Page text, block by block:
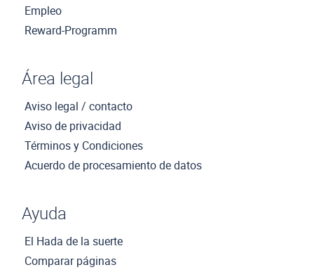
Empleo
Reward-Programm
Área legal
Aviso legal / contacto
Aviso de privacidad
Términos y Condiciones
Acuerdo de procesamiento de datos
Ayuda
El Hada de la suerte
Comparar páginas